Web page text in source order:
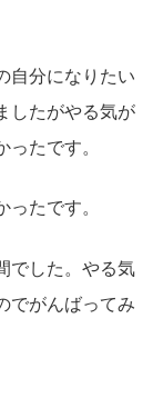
自分になりたい
したがやる気が
たです。
たです。
でした。やる気
でがんばってみ